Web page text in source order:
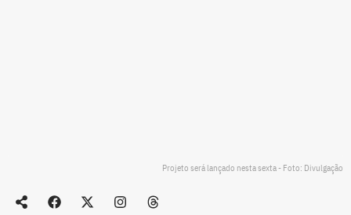
Projeto será lançado nesta sexta - Foto: Divulgação